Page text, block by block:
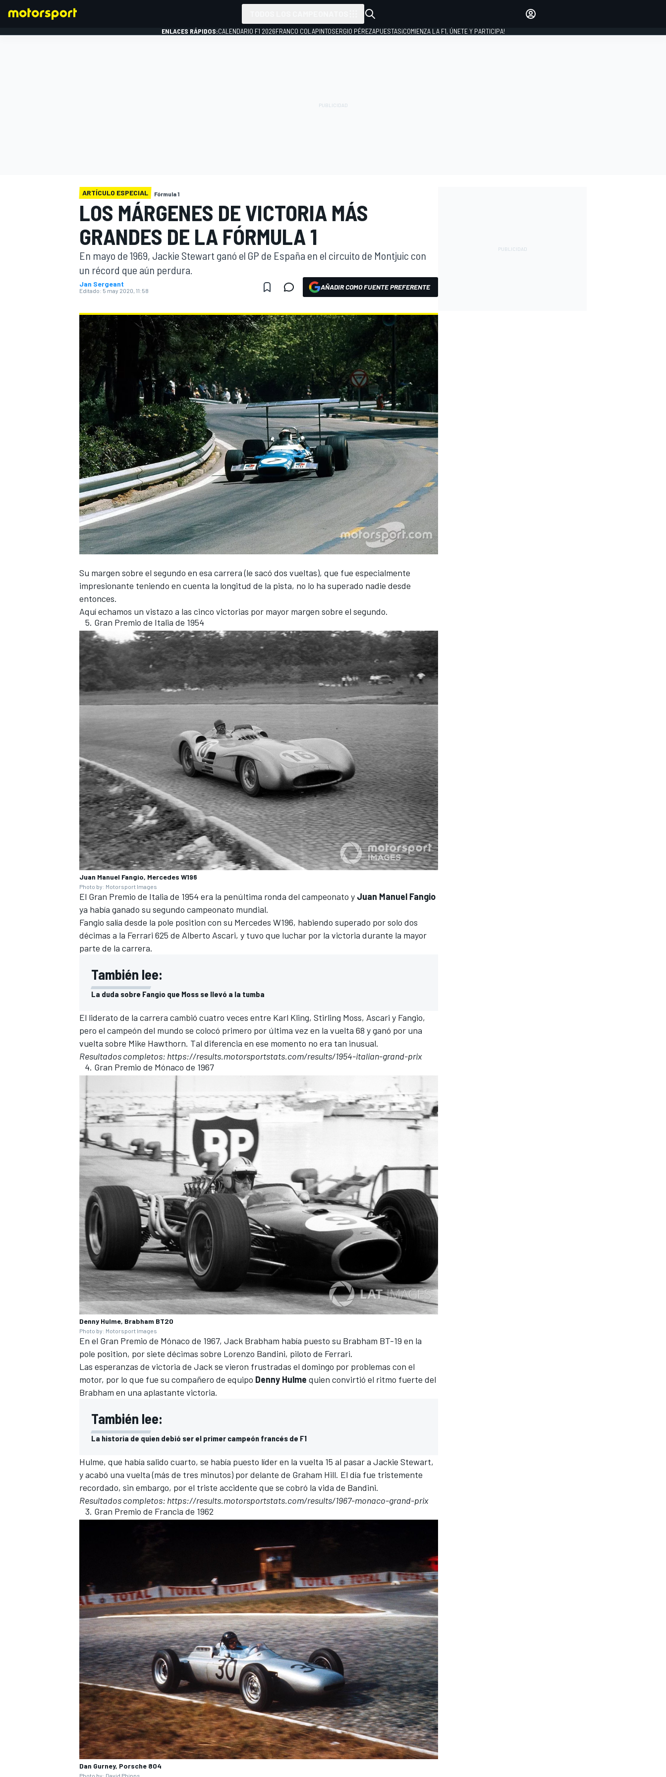
INDYCAR
MOTOGP
NASCAR CUP
FÓRMULA E
WRC
MÁS CATEGORÍAS
INICIAR SESIÓN
ENLACES RÁPIDOS:CALENDARIO F1 2026FRANCO COLAPINTOSERGIO PÉREZAPUESTAS¡COMIENZA LA F1, ÚNETE Y PARTICIPA!
ARTÍCULO ESPECIAL Fórmula 1
LOS MÁRGENES DE VICTORIA MÁS
GRANDES DE LA FÓRMULA 1
En mayo de 1969, Jackie Stewart ganó el GP de España en el circuito de Montjuic con
un récord que aún perdura.
Jan Sergeant
Editado: 5 may 2020, 11:58 AÑADIR COMO FUENTE PREFERENTE
Su margen sobre el segundo en esa carrera (le sacó dos vueltas), que fue especialmente
impresionante teniendo en cuenta la longitud de la pista, no lo ha superado nadie desde
entonces.
Aquí echamos un vistazo a las cinco victorias por mayor margen sobre el segundo.
Gran Premio de Italia de 1954
Juan Manuel Fangio, Mercedes W196
Photo by: Motorsport Images
El Gran Premio de Italia de 1954 era la penúltima ronda del campeonato y Juan Manuel Fangio
ya había ganado su segundo campeonato mundial.
Fangio salía desde la pole position con su Mercedes W196, habiendo superado por solo dos
décimas a la Ferrari 625 de Alberto Ascari, y tuvo que luchar por la victoria durante la mayor
parte de la carrera.
También lee:
La duda sobre Fangio que Moss se llevó a la tumba
El liderato de la carrera cambió cuatro veces entre Karl Kling, Stirling Moss, Ascari y Fangio,
pero el campeón del mundo se colocó primero por última vez en la vuelta 68 y ganó por una
vuelta sobre Mike Hawthorn. Tal diferencia en ese momento no era tan inusual.
Resultados completos: https://results.motorsportstats.com/results/1954-italian-grand-prix
Gran Premio de Mónaco de 1967
Denny Hulme, Brabham BT20
Photo by: Motorsport Images
En el Gran Premio de Mónaco de 1967, Jack Brabham había puesto su Brabham BT-19 en la
pole position, por siete décimas sobre Lorenzo Bandini, piloto de Ferrari.
Las esperanzas de victoria de Jack se vieron frustradas el domingo por problemas con el
motor, por lo que fue su compañero de equipo Denny Hulme quien convirtió el ritmo fuerte del
Brabham en una aplastante victoria.
También lee:
La historia de quien debió ser el primer campeón francés de F1
Hulme, que había salido cuarto, se había puesto líder en la vuelta 15 al pasar a Jackie Stewart,
y acabó una vuelta (más de tres minutos) por delante de Graham Hill. El día fue tristemente
recordado, sin embargo, por el triste accidente que se cobró la vida de Bandini.
Resultados completos: https://results.motorsportstats.com/results/1967-monaco-grand-prix
Gran Premio de Francia de 1962
Dan Gurney, Porsche 804
Photo by: David Phipps